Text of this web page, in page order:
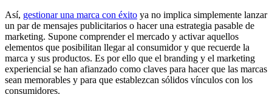
Así, gestionar una marca con éxito ya no implica simplemente lanzar
un par de mensajes publicitarios o hacer una estrategia pasable de
marketing. Supone comprender el mercado y activar aquellos
elementos que posibilitan llegar al consumidor y que recuerde la
marca y sus productos. Es por ello que el branding y el marketing
experiencial se han afianzado como claves para hacer que las marcas
sean memorables y para que establezcan sólidos vínculos con los
consumidores.